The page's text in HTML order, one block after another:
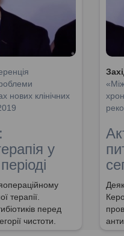
нових клінічних
у
терапії.
перед
чистоти.